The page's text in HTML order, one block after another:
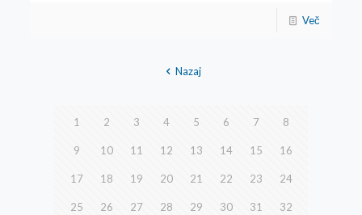
Več
Nazaj
1 2 3 4 5 6 7 8
9 10 11 12 13 14 15 16
17 18 19 20 21 22 23 24
25 26 27 28 29 30 31 32